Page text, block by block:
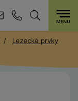
Lezecké prvky